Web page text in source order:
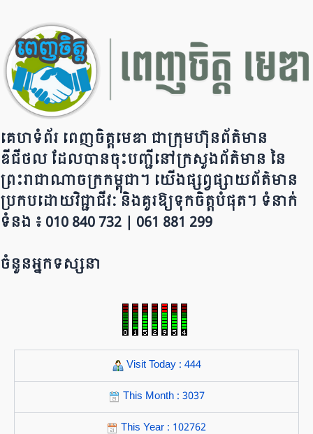
o
k
គេហទំព័រ ពេញចិត្តមេឌា ជា​ក្រុ​​​​​ម​​​ហ៊ុន​ព័ត៌មាន​
ឌីជីថល ដែ​លបា​ន​​ចុះបញ្ជីនៅក្រសួងព័ត៌មាន នៃ​​​​
ព្រះរាជាណាចក្រ​ក​ម្ពុជា។ យើ​ង​​​​​ផ្សព្វផ្សាយព័​ត៌​មា​​​​ន
ប្រក​ប​ដោ​​​​​​យ​វិជ្ជាជីវៈ និ​ងគួរ​ឱ្យ​ទុកចិត្ត​បំ​ផុត។ ទំនាក់
ទំនង ៖ 010 840 732 | 0​​​​​61 881 299
ចំនួនអ្នកទស្សនា
Visit Today : 444
This Month : 3037
This Year : 102762